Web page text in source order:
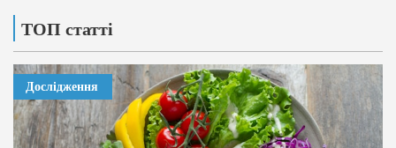
ТОП статті
Дослідження